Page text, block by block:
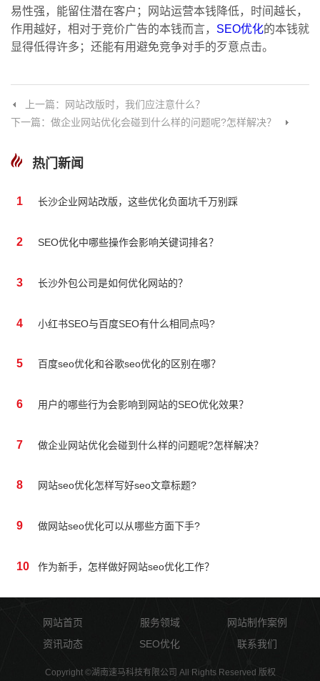
易性强，能留住潜在客户；网站运营本钱降低，时间越长，
作用越好，相对于竞价广告的本钱而言， SEO优化的本钱就
显得低得许多；还能有用避免竞争对手的歹意点击。
上一篇：网站改版时，我们应注意什么？
下一篇：做企业网站优化会碰到什么样的问题呢?怎样解决？
热门新闻
1 长沙企业网站改版，这些优化负面坑千万别踩
2 SEO优化中哪些操作会影响关键词排名？
3 长沙外包公司是如何优化网站的？
4 小红书SEO与百度SEO有什么相同点吗?
5 百度seo优化和谷歌seo优化的区别在哪？
6 用户的哪些行为会影响到网站的SEO优化效果？
7 做企业网站优化会碰到什么样的问题呢?怎样解决？
8 网站seo优化怎样写好seo文章标题?
9 做网站seo优化可以从哪些方面下手?
10 作为新手，怎样做好网站seo优化工作？
网站首页 服务领域
网站制作案例
资讯动态
SEO优化 联系我们
Copyright ©湖南速马科技有限公司 All Rights Reserved 版权